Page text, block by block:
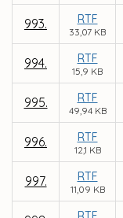
993. RTF
33,07 KB
994. RTF
15,9 KB
995. RTF
49,94 KB
996. RTF
12,1 KB
997. RTF
11,09 KB